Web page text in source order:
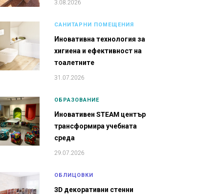
3.08.2026
САНИТАРНИ ПОМЕЩЕНИЯ
Иновативна технология за
хигиена и ефективност на
тоалетните
31.07.2026
ОБРАЗОВАНИЕ
Иновативен STEAM център
трансформира учебната
среда
29.07.2026
ОБЛИЦОВКИ
3D декоративни стенни